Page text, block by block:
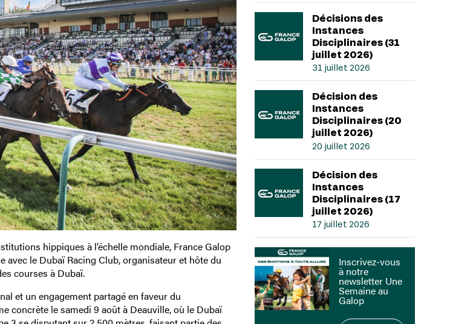
hippiques à l’échelle mondiale, France Galop
avec le Dubaï Racing Club, organisateur et hôte du
courses à Dubaï.
et un engagement partagé en faveur du
concrète le samedi 9 août à Deauville, où le Dubaï
Décisions des
Instances
Disciplinaires (31
juillet 2026)
31 juillet 2026
Décision des
Instances
Disciplinaires (20
juillet 2026)
20 juillet 2026
Décision des
Instances
Disciplinaires (17
juillet 2026)
17 juillet 2026
Inscrivez-vous
à notre
newsletter Une
Semaine au
Galop